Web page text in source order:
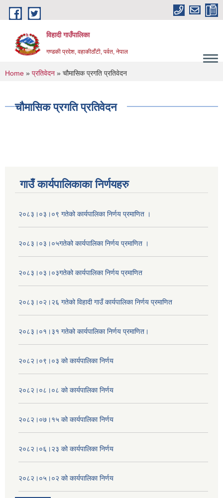
Skip to main content
विहादी गाउँपालिका
गण्डकी प्रदेश, वहाकीठाँटी, पर्वत, नेपाल
You are here
Home » प्रतिवेदन » चौमासिक प्रगति प्रतिवेदन
चौमासिक प्रगति प्रतिवेदन
गाउँ कार्यपालिकाका निर्णयहरु
२०८३।०३।०९ गतेको कार्यपालिका निर्णय प्रमाणित ।
२०८३।०३।०५गतेको कार्यपालिका निर्णय प्रमाणित ।
२०८३।०३।०३गतेको कार्यपालिका निर्णय प्रमाणित
२०८३।०२।२६ गतेको विहादी गाउँ कार्यपालिका निर्णय प्रमाणित
२०८३।०१।३१ गतेको कार्यपालिका निर्णय प्रमाणित।
२०८२।०९।०३ को कार्यपालिका निर्णय
२०८२।०८।०८ को कार्यपालिका निर्णय
२०८२।०७।१५ को कार्यपालिका निर्णय
२०८२।०६।२३ को कार्यपालिका निर्णय
२०८२।०५।०२ को कार्यपालिका निर्णय